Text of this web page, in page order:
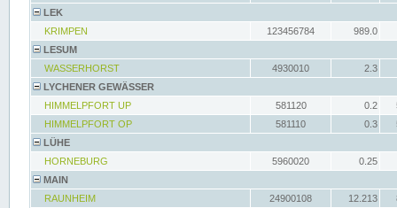
LEK
KRIMPEN
123456784
989.0
LESUM
WASSERHORST
4930010
2.3
LYCHENER GEWÄSSER
HIMMELPFORT UP
581120 0.2
HIMMELPFORT OP
581110 0.3
LÜHE
HORNEBURG
5960020
0.25
MAIN
RAUNHEIM
24900108 12.213